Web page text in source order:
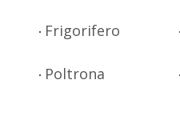
Frigorifero
Poltrona